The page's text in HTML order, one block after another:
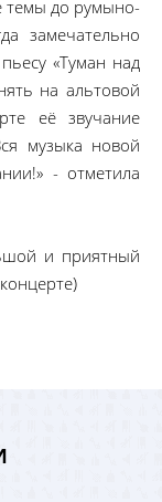
темы до румыно-
замечательно
«Туман над
на альтовой
её звучание
музыка новой
- отметила
и приятный